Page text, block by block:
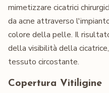
mimetizzare cicatrici
da acne attraverso
colore della pelle. Il
della visibilità della
tessuto circostante.
Copertura Vitiligine